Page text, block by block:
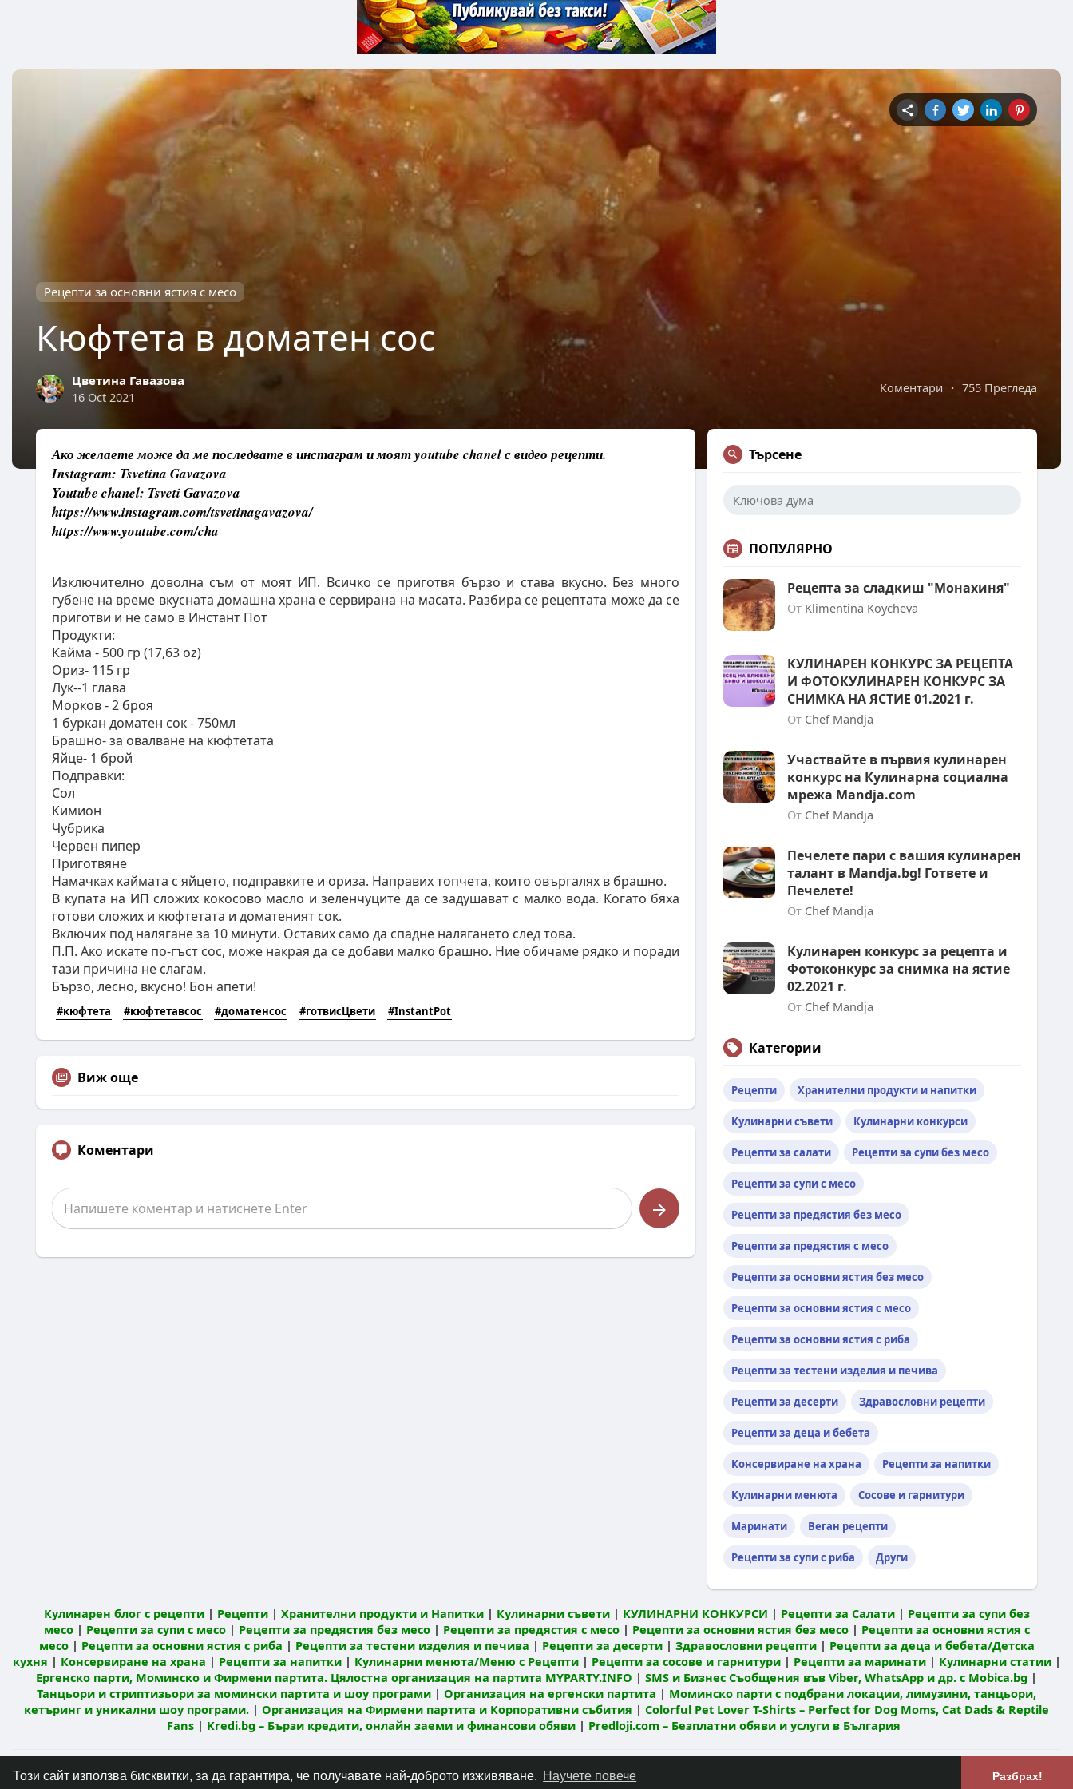
Този сайт използва бисквитки, за да гарантира, че получавате най-доброто изживяване. Научете повече Разбрах!
Рецепти за основни ястия с месо
Кюфтета в доматен сос
Коментари · 755 Прегледа
Цветина Гавазова
16 Oct 2021
Ако желаете може да ме последвате в инстаграм и моят youtube chanel с видео рецепти.
Instagram: Tsvetina Gavazova
Youtube chanel: Tsveti Gavazova
https://www.instagram.com/tsvetinagavazova/
https://www.youtube.com/cha
Изключително доволна съм от моят ИП. Всичко се приготвя бързо и става вкусно. Без много
губене на време вкусната домашна храна е сервирана на масата. Разбира се рецептата може да се
приготви и не само в Инстант Пот
Продукти:
Кайма - 500 гр (17,63 oz)
Ориз- 115 гр
Лук--1 глава
Морков - 2 броя
1 буркан доматен сок - 750мл
Брашно- за овалване на кюфтетата
Яйце- 1 брой
Подправки:
Сол
Кимион
Чубрика
Червен пипер
Приготвяне
Намачках каймата с яйцето, подправките и ориза. Направих топчета, които овъргалях в брашно.
В купата на ИП сложих кокосово масло и зеленчуците да се задушават с малко вода. Когато бяха
готови сложих и кюфтетата и доматеният сок.
Включих под налягане за 10 минути. Оставих само да спадне налягането след това.
П.П. Ако искате по-гъст сос, може накрая да се добави малко брашно. Ние обичаме рядко и поради
тази причина не слагам.
Бързо, лесно, вкусно! Бон апети!
#кюфтета #кюфтетавсос #доматенсос #готвисЦвети #InstantPot
Виж още
Коментари
Търсене
ПОПУЛЯРНО
Рецепта за сладкиш "Монахиня"
От Klimentina Koycheva
КУЛИНАРЕН КОНКУРС ЗА РЕЦЕПТА
И ФОТОКУЛИНАРЕН КОНКУРС ЗА
СНИМКА НА ЯСТИЕ 01.2021 г.
От Chef Mandja
Участвайте в първия кулинарен
конкурс на Кулинарна социална
мрежа Mandja.com
От Chef Mandja
Печелете пари с вашия кулинарен
талант в Mandja.bg! Гответе и
Печелете!
От Chef Mandja
Кулинарен конкурс за рецепта и
Фотоконкурс за снимка на ястие
02.2021 г.
От Chef Mandja
Категории
Рецепти Хранителни продукти и напитки
Кулинарни съвети Кулинарни конкурси
Рецепти за салати Рецепти за супи без месо
Рецепти за супи с месо
Рецепти за предястия без месо
Рецепти за предястия с месо
Рецепти за основни ястия без месо
Рецепти за основни ястия с месо
Рецепти за основни ястия с риба
Рецепти за тестени изделия и печива
Рецепти за десерти Здравословни рецепти
Рецепти за деца и бебета
Консервиране на храна Рецепти за напитки
Кулинарни менюта Сосове и гарнитури
Маринати Веган рецепти
Рецепти за супи с риба Други
Кулинарен блог с рецепти| Рецепти| Хранителни продукти и Напитки| Кулинарни съвети| КУЛИНАРНИ КОНКУРСИ | Рецепти за Салати| Рецепти за супи без
месо| Рецепти за супи с месо| Рецепти за предястия без месо| Рецепти за предястия с месо| Рецепти за основни ястия без месо| Рецепти за основни ястия с
месо| Рецепти за основни ястия с риба | Рецепти за тестени изделия и печива | Рецепти за десерти| Здравословни рецепти| Рецепти за деца и бебета/Детска
кухня | Консервиране на храна | Рецепти за напитки| Кулинарни менюта/Меню с Рецепти| Рецепти за сосове и гарнитури| Рецепти за маринати| Кулинарни статии|
Ергенско парти, Моминско и Фирмени партита. Цялостна организация на партита MYPARTY.INFO | SMS и Бизнес Съобщения във Viber, WhatsApp и др. с Mobica.bg |
Танцьори и стриптизьори за момински партита и шоу програми | Организация на ергенски партита | Моминско парти с подбрани локации, лимузини, танцьори,
кетъринг и уникални шоу програми. | Организация на Фирмени партита и Корпоративни събития | Colorful Pet Lover T-Shirts – Perfect for Dog Moms, Cat Dads & Reptile
Fans | Kredi.bg – Бързи кредити, онлайн заеми и финансови обяви | Predloji.com – Безплатни обяви и услуги в България
© 2026 Кулинарна мрежа Mandja.bg Начало Относно Контакт Политика за поверителност Условия за ползване